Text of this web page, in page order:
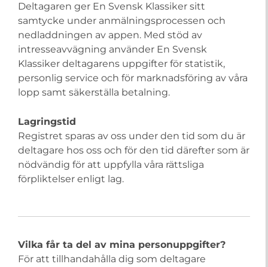
Deltagaren ger En Svensk Klassiker sitt
samtycke under anmälningsprocessen och
nedladdningen av appen. Med stöd av
intresseavvägning använder En Svensk
Klassiker deltagarens uppgifter för statistik,
personlig service och för marknadsföring av våra
lopp samt säkerställa betalning.
Lagringstid
Registret sparas av oss under den tid som du är
deltagare hos oss och för den tid därefter som är
nödvändig för att uppfylla våra rättsliga
förpliktelser enligt lag.
Vilka får ta del av mina personuppgifter?
För att tillhandahålla dig som deltagare